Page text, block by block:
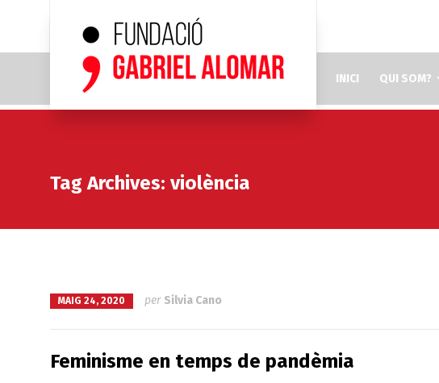
INICI QUI SOM?
Tag Archives: violència
MAIG 24, 2020 per Silvia Cano
Feminisme en temps de pandèmia